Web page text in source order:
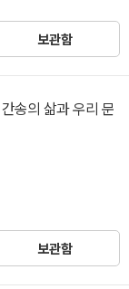
보관함
송의 삶과 우리 문
보관함